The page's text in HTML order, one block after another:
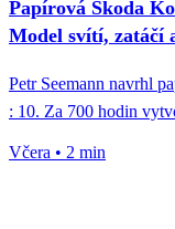
Papírová Škoda
Model svítí, zatáčí
Petr Seemann navrhl
: 10. Za 700 hodin
Včera • 2 min